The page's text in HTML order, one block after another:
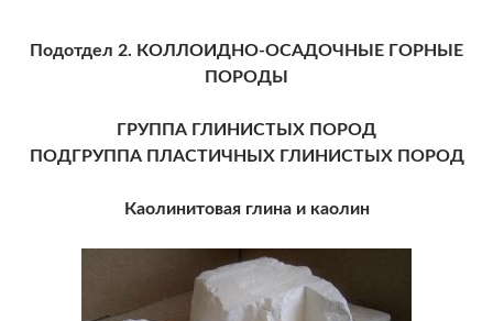
Подотдел 2. КОЛЛОИДНО-ОСАДОЧНЫЕ ГОРНЫЕ
ПОРОДЫ
ГРУППА ГЛИНИСТЫХ ПОРОД
ПОДГРУППА ПЛАСТИЧНЫХ ГЛИНИСТЫХ ПОРОД
Каолинитовая глина и каолин